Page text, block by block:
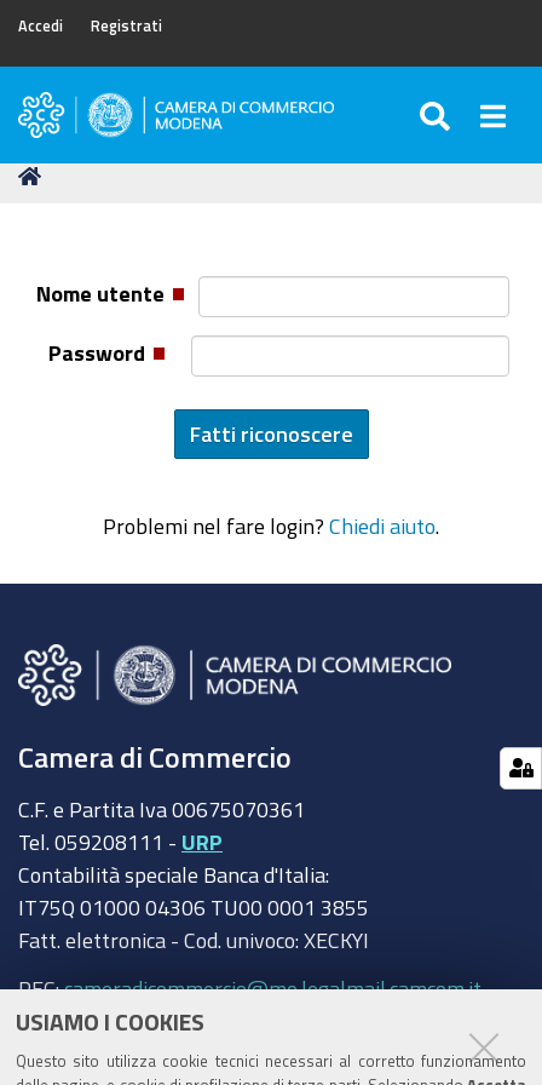
USIAMO I COOKIES
Questo sito utilizza cookie tecnici necessari al corretto funzionamento
Accedi Registrati
Camera
Commercio
Tu
Nome utente
Password
Problemi nel fare login? Chiedi aiuto
Camera di Commercio
C.F. e Partita Iva 00675070361
Tel. 059208111 - URP
Contabilità speciale Banca d'Italia:
IT75Q 01000 04306 TU00 0001 3855
Fatt. elettronica - Cod. univoco: XECKYI
PEC:cameradicommercio@mo.legalmail.camcom.it
Trasparenza